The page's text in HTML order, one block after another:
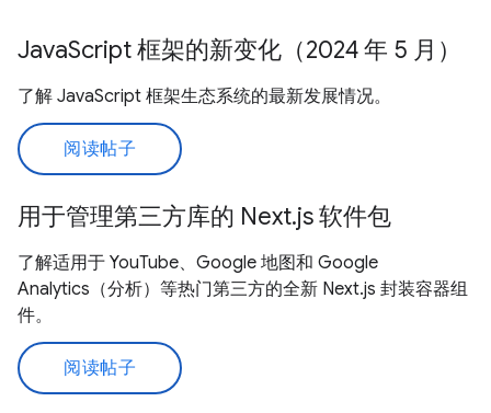
JavaScript 框架的新变化（2024 年 5 月）
了解 JavaScript 框架生态系统的最新发展情况。
阅读帖子
用于管理第三方库的 Next.js 软件包
了解适用于 YouTube、Google 地图和 Google
Analytics（分析）等热门第三方的全新 Next.js 封装容器组
件。
阅读帖子